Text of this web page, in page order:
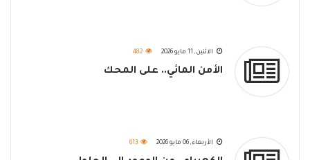
الاثنين, 11 مايو 2026 482
الأمن المائي.. على المحك
الأربعاء, 06 مايو 2026 613